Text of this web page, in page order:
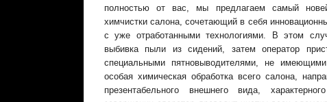
полностью от вас, мы предлагаем самый
химчистки салона, сочетающий в себя
с уже отработанными технологиями. В этом
выбивка пыли из сидений, затем оператор
специальными пятновыводителями, не
особая химическая обработка всего салона,
презентабельного внешнего вида,